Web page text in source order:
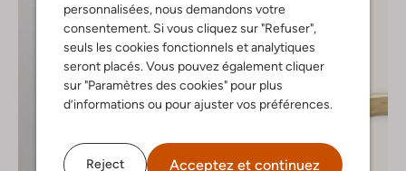
personnalisées, nous demandons votre
consentement. Si vous cliquez sur "Refuser",
seuls les cookies fonctionnels et analytiques
seront placés. Vous pouvez également cliquer
sur "Paramètres des cookies" pour plus
d’informations ou pour ajuster vos préférences.
Reject Acceptez et continuez